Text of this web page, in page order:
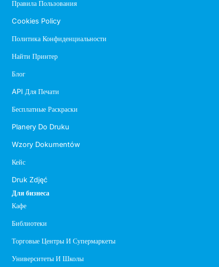
Правила Пользования
Cookies Policy
Политика Конфиденциальности
Найти Принтер
Блог
API Для Печати
Бесплатные Раскраски
Planery Do Druku
Wzory Dokumentów
Кейс
Druk Zdjęć
Для бизнеса
Кафе
Библиотеки
Торговые Центры И Супермаркеты
Университеты И Школы